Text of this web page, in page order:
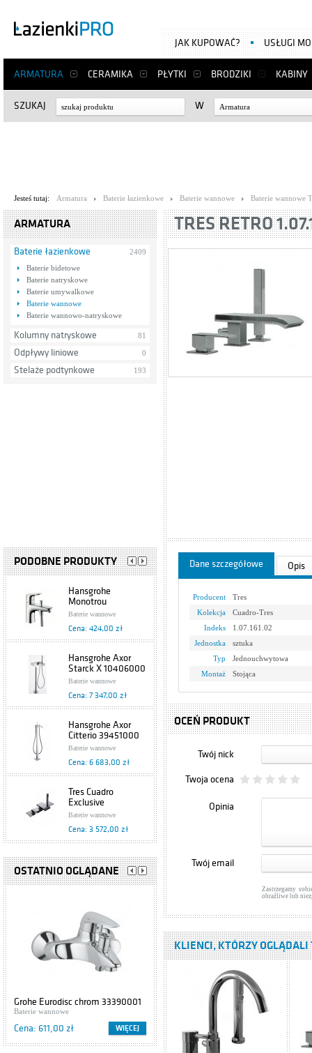
ARMATURA CERAMIKA PŁYTKI BRODZIKI KABINY
JAK KUPOWAĆ? USŁUGI
SZUKAJ W Armatura
Jesteś tutaj: Armatura Baterie łazienkowe Baterie wannowe Baterie wannowe
ARMATURA
Baterie łazienkowe
2409
Baterie bidetowe
Baterie natryskowe
Baterie umywalkowe
Baterie wannowe
Baterie wannowo-natryskowe
Kolumny natryskowe 81
Odpływy liniowe 0
Stelaże podtynkowe 193
PODOBNE PRODUKTY
Hansgrohe
Monotrou
31931000
Baterie wannowe
Cena: 424,00 zł
Hansgrohe Axor
Starck X 10406000
Baterie wannowe
Cena: 7 347,00 zł
Hansgrohe Axor
Citterio 39451000
Baterie wannowe
Cena: 6 683,00 zł
Tres Cuadro
Exclusive
6.06.161.02
Baterie wannowe
Cena: 3 572,00 zł
Tres Star 1.73.145
Baterie wannowe
Cena: 970,00 zł
Tres CUADRO
1.06.161.02
Baterie wannowe
Cena: 2 836,00 zł
1.70.173.02
Cena: 338,00 zł
OSTATNIO OGLĄDANE
Grohe Eurodisc chrom 33390001
Baterie wannowe
Cena: 611,00 zł WIĘCEJ
Cersanit IBIZA S504-009
Szafki podumywalkowe
Cena: 416,00 zł WIĘCEJ
TRES RETRO
Dane szczegółowe Opis
Producent
Tres
Kolekcja
Cuadro-Tres
Indeks
1.07.161.02
Jednostka
sztuka
Typ
Jednouchwytowa
Montaż
Stojąca
OCEŃ PRODUKT
Twój nick
Twoja ocena
Opinia
Twój email
Zastrzegamy
obraźliwe lub
KLIENCI, KTÓRZY